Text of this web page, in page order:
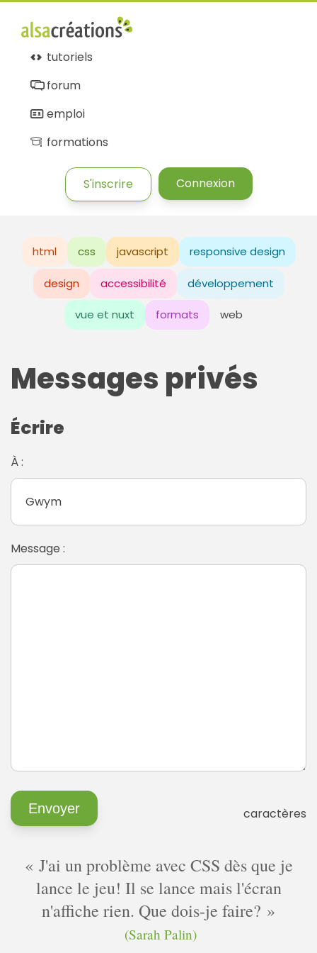
tutoriels
forum
emploi
formations
S'inscrire Connexion
html css javascript responsive design
design accessibilité développement
vue et nuxt formats web
Messages privés
Écrire
À :
Message :
caractères
J'ai un problème avec CSS dès que je
lance le jeu! Il se lance mais l'écran
n'affiche rien. Que dois-je faire?
(Sarah Palin)